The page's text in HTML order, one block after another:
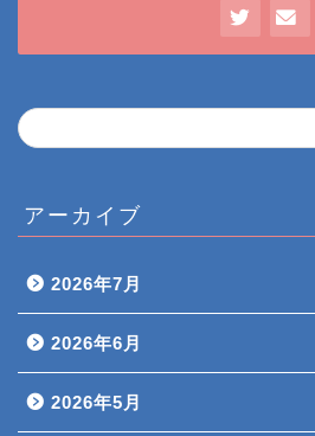
アーカイブ
2026年7月
2026年6月
2026年5月